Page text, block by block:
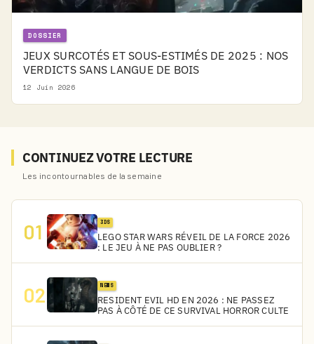
DOSSIER
JEUX SURCOTÉS ET SOUS-ESTIMÉS DE 2025 : NOS
VERDICTS SANS LANGUE DE BOIS
12 Juin 2026
CONTINUEZ VOTRE LECTURE
Les incontournables de la semaine
01 3DS
LEGO STAR WARS RÉVEIL DE LA FORCE 2026
: LE JEU À NE PAS OUBLIER ?
02 NEWS
RESIDENT EVIL HD EN 2026 : NE PASSEZ
PAS À CÔTÉ DE CE SURVIVAL HORROR CULTE